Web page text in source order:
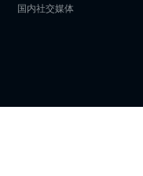
国内社交媒体